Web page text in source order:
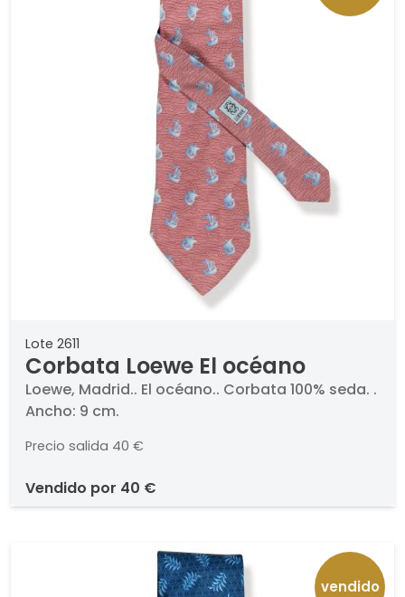
Lote 2611
Corbata Loewe El océano
Loewe, Madrid.. El océano.. Corbata 100% seda. .
Ancho: 9 cm.
Precio salida 40 €
vendido por 40 €
vendido